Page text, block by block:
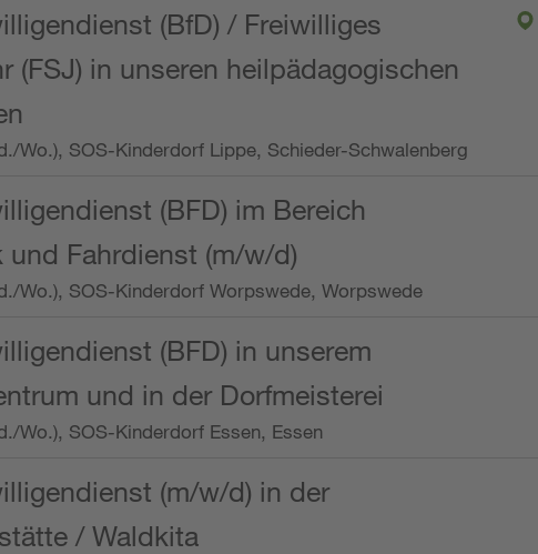
(BfD) / Freiwilliges
(FSJ) in unseren heilpädagogischen
Wo.), SOS-Kinderdorf Lippe, Schieder-Schwalenberg
(BFD) im Bereich
und Fahrdienst (m/w/d)
Wo.), SOS-Kinderdorf Worpswede, Worpswede
(BFD) in unserem
und in der Dorfmeisterei
Wo.), SOS-Kinderdorf Essen, Essen
(m/w/d) in der
/ Waldkita